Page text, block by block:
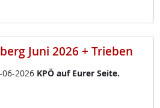
Juni 2026 + Trieben
06-2026 KPÖ auf Eu­rer Sei­te.